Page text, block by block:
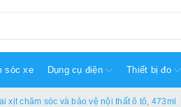
sóc xe Dụng cụ điện Thiết bị đo
xịt chăm sóc và bảo vệ nội thất ô tô, 473ml